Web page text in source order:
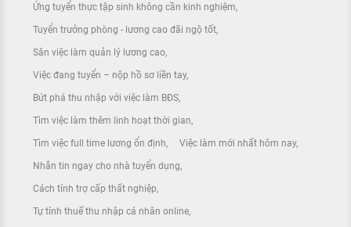
Ứng tuyển thực tập sinh không cần kinh nghiệm
Tuyển trưởng phòng - lương cao đãi ngộ tốt
Săn việc làm quản lý lương cao
Việc đang tuyển – nộp hồ sơ liền tay
Bứt phá thu nhập với việc làm BĐS
Tìm việc làm thêm linh hoạt thời gian
Tìm việc full time lương ổn định Việc làm mới nhất hôm nay
Nhắn tin ngay cho nhà tuyển dụng
Cách tính trợ cấp thất nghiệp
Tự tính thuế thu nhập cá nhân online